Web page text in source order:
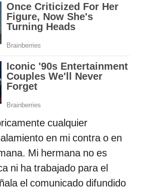
cualquier
en mi contra o en
Mi hermana no es
ni ha trabajado para el
el comunicado difundido